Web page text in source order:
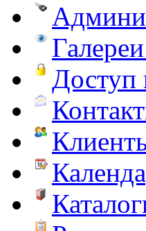
Доступ